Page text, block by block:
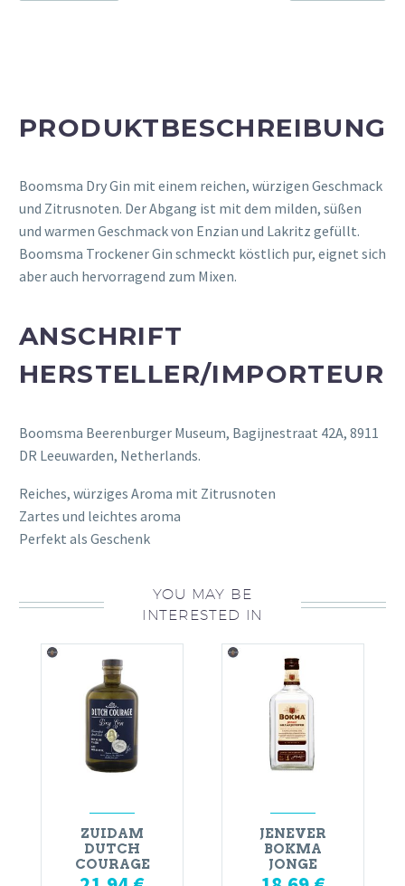
PRODUKTBESCHREIBUNG
Boomsma Dry Gin mit einem reichen, würzigen Geschmack
und Zitrusnoten. Der Abgang ist mit dem milden, süßen
und warmen Geschmack von Enzian und Lakritz gefüllt.
Boomsma Trockener Gin schmeckt köstlich pur, eignet sich
aber auch hervorragend zum Mixen.
ANSCHRIFT
HERSTELLER/IMPORTEUR
Boomsma Beerenburger Museum, Bagijnestraat 42A, 8911
DR Leeuwarden, Netherlands.
Reiches, würziges Aroma mit Zitrusnoten
Zartes und leichtes aroma
Perfekt als Geschenk
YOU MAY BE
INTERESTED IN
ZUIDAM
DUTCH
COURAGE
JENEVER
BOKMA
JONGE